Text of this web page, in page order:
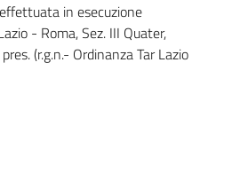
in esecuzione
- Roma, Sez. III Quater,
(r.g.n.- Ordinanza Tar Lazio